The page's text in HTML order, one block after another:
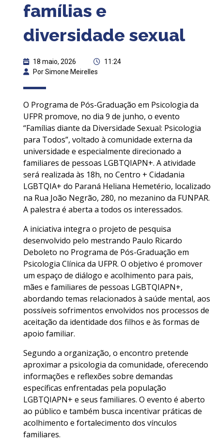
famílias e
diversidade sexual
18 maio, 2026
11:24
Por Simone Meirelles
O Programa de Pós-Graduação em Psicologia da
UFPR promove, no dia 9 de junho, o evento
“Famílias diante da Diversidade Sexual: Psicologia
para Todos”, voltado à comunidade externa da
universidade e especialmente direcionado a
familiares de pessoas LGBTQIAPN+. A atividade
será realizada às 18h, no Centro + Cidadania
LGBTQIA+ do Paraná Heliana Hemetério, localizado
na Rua João Negrão, 280, no mezanino da FUNPAR.
A palestra é aberta a todos os interessados.
A iniciativa integra o projeto de pesquisa
desenvolvido pelo mestrando Paulo Ricardo
Deboleto no Programa de Pós-Graduação em
Psicologia Clínica da UFPR. O objetivo é promover
um espaço de diálogo e acolhimento para pais,
mães e familiares de pessoas LGBTQIAPN+,
abordando temas relacionados à saúde mental, aos
possíveis sofrimentos envolvidos nos processos de
aceitação da identidade dos filhos e às formas de
apoio familiar.
Segundo a organização, o encontro pretende
aproximar a psicologia da comunidade, oferecendo
informações e reflexões sobre demandas
específicas enfrentadas pela população
LGBTQIAPN+ e seus familiares. O evento é aberto
ao público e também busca incentivar práticas de
acolhimento e fortalecimento dos vínculos
familiares.